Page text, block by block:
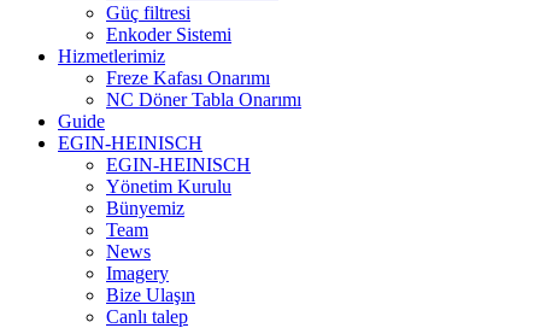
Güç filtresi
Enkoder Sistemi
Hizmetlerimiz
Freze Kafası Onarımı
NC Döner Tabla Onarımı
Guide
EGIN-HEINISCH
EGIN-HEINISCH
Yönetim Kurulu
Bünyemiz
Team
News
Imagery
Bize Ulaşın
Canlı talep